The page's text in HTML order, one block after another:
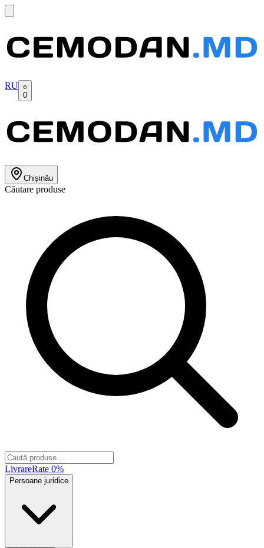
RU
0
Chișinău
Căutare produse
LivrareRate 0%
Persoane juridice